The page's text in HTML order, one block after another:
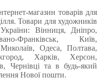
магазин товарів для
Товари для художників
Вінниця, Дніпро,
Франківськ, Київ,
Одеса, Полтава,
Харків, Херсон,
Чернівці та в будь-який
Нової пошти.